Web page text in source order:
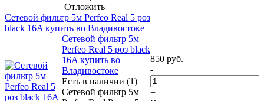
Отложить
Сетевой фильтр 5м Perfeo Real 5 роз
black 16A купить во Владивостоке
Сетевой фильтр 5м
Perfeo Real 5 роз black
16A купить во
Владивостоке
Есть в наличии (1)
Сетевой фильтр 5м
850 руб.
-
+